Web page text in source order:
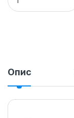
Опис